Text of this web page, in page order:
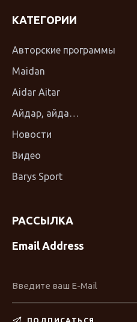
КАТЕГОРИИ
Авторские программы
Maidan
Aidar Aitar
Айдар, айда…
Новости
Видео
Barys Sport
РАССЫЛКА
Email Address